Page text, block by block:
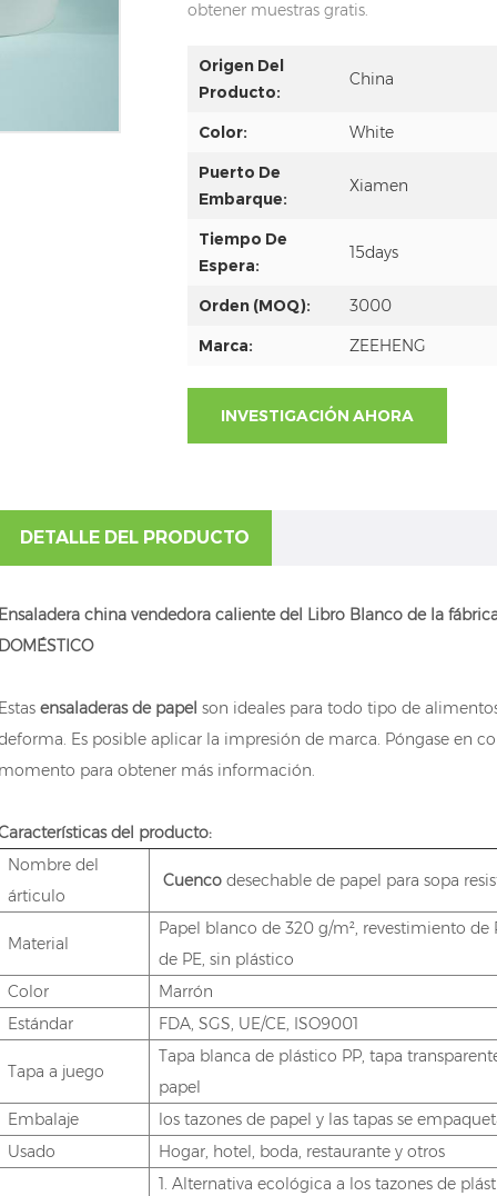
obtener muestras gratis.
Origen Del
Producto:
China
Color:
White
Puerto De
Embarque:
Xiamen
Tiempo De
Espera:
15days
Orden (MOQ):
3000
Marca:
ZEEHENG
INVESTIGACIÓN AHORA
DETALLE DEL PRODUCTO
china vendedora caliente del Libro Blanco de la
ensaladeras de papel son ideales para todo tipo de
Es posible aplicar la impresión de marca. Póngase en
para obtener más información.
del producto:
Nombre del
árticulo
Cuencodesechable de papel para sopa
Material
Papel blanco de 320 g/m², revestimiento
de PE, sin plástico
Color
Marrón
Estándar
FDA, SGS, UE/CE, ISO9001
Tapa a juego
Tapa blanca de plástico PP, tapa
papel
Embalaje
los tazones de papel y las tapas se
Usado
Hogar, hotel, boda, restaurante y otros
1. Alternativa ecológica a los tazones de